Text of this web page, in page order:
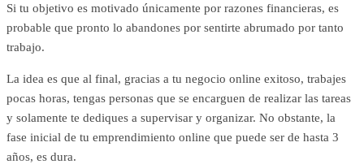
Si tu objetivo es motivado únicamente por razones financieras, es
probable que pronto lo abandones por sentirte abrumado por tanto
trabajo.
La idea es que al final, gracias a tu negocio online exitoso, trabajes
pocas horas, tengas personas que se encarguen de realizar las tareas
y solamente te dediques a supervisar y organizar. No obstante, la
fase inicial de tu emprendimiento online que puede ser de hasta 3
años, es dura.